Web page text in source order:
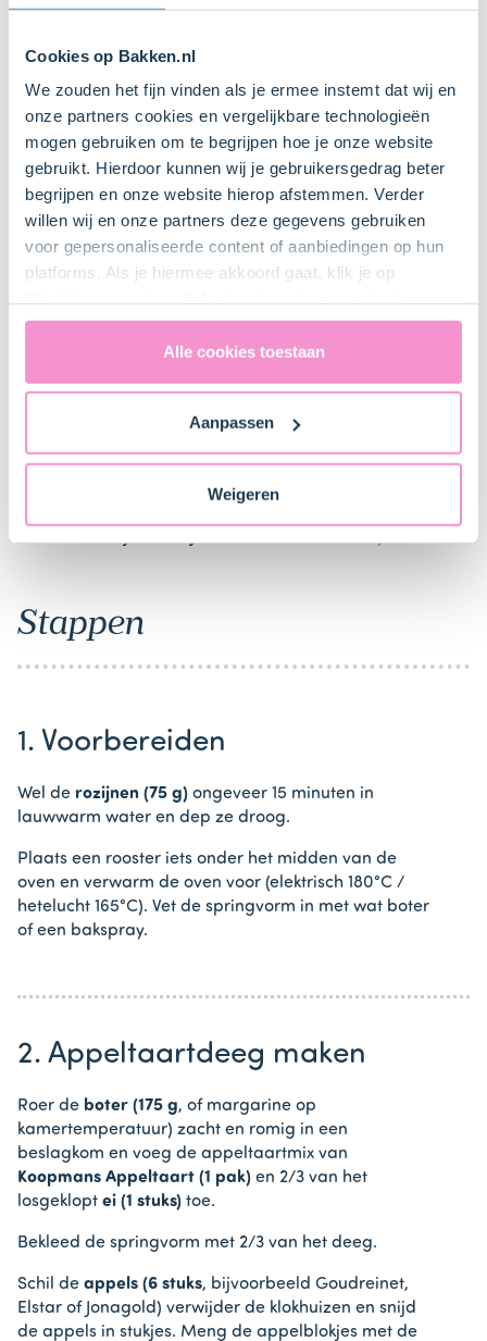
Cookies op Bakken.nl
We zouden het fijn vinden als je ermee instemt dat wij en
onze partners cookies en vergelijkbare technologieën
mogen gebruiken om te begrijpen hoe je onze website
gebruikt. Hierdoor kunnen wij je gebruikersgedrag beter
begrijpen en onze website hierop afstemmen. Verder
willen wij en onze partners deze gegevens gebruiken
voor gepersonaliseerde content of aanbiedingen op hun
platforms. Als je hiermee akkoord gaat, klik je op
uitdrukkelijk een eventuele gegevensoverdracht naar de
Verenigde Staten in de zin van artikel 49 AVG. Raadpleeg
ons
naar technology providers en partners in de Verenigde
Staten. Je kunt op elk moment van gedachten
Alle cookies toestaan
Aanpassen
Weigeren
Springvorm Ø24 cm
Bestel dit product online
Boter om in te vetten
Dunschiller
Lepel
Stappen
1. Voorbereiden
Wel de rozijnen (75 g) ongeveer 15 minuten in
lauwwarm water en dep ze droog.
Plaats een rooster iets onder het midden van de
oven en verwarm de oven voor (elektrisch 180°C /
hetelucht 165°C). Vet de springvorm in met wat boter
of een bakspray.
2. Appeltaartdeeg maken
Roer de boter (175 g, of margarine op
kamertemperatuur) zacht en romig in een
beslagkom en voeg de appeltaartmix van
Koopmans Appeltaart (1 pak) en 2/3 van het
losgeklopt ei (1 stuks) toe.
Bekleed de springvorm met 2/3 van het deeg.
Schil de appels (6 stuks, bijvoorbeeld Goudreinet,
Elstar of Jonagold) verwijder de klokhuizen en snijd
de appels in stukjes. Meng de appelblokjes met de